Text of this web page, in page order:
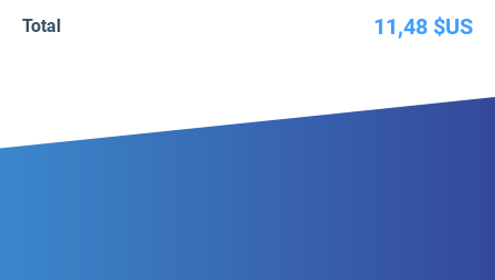
Total 11,48 $US